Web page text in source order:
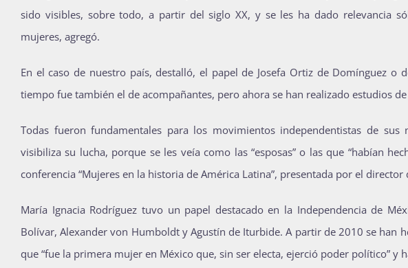
sido visibles, sobre todo, a partir del siglo XX, y se les ha dado relevancia
mujeres, agregó.
En el caso de nuestro país, destalló, el papel de Josefa Ortiz de Domínguez o
tiempo fue también el de acompañantes, pero ahora se han realizado estudios
Todas fueron fundamentales para los movimientos independentistas de
visibiliza su lucha, porque se les veía como las “esposas” o las que “habían
conferencia “Mujeres en la historia de América Latina”, presentada por el director
María Ignacia Rodríguez tuvo un papel destacado en la Independencia de
Bolívar, Alexander von Humboldt y Agustín de Iturbide. A partir de 2010 se han
que “fue la primera mujer en México que, sin ser electa, ejerció poder político” y